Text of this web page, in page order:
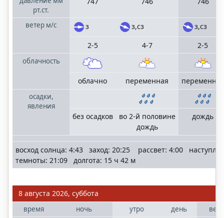
рт.ст.
ветер м/с
облачность
осадки,
явления
з
2-5
облачно
без осадков
з,сз
4-7
переменная
во 2-й половине
дождь
з,сз
2-5
переменная
дождь
восход солнца: 4:43 заход: 20:25 рассвет: 4:00
темноты: 21:09 долгота: 15 ч 42 м
8 августа 2026, суббота
время
ночь утро день
Петербург
Ленинградская
область
населенные
2006
2025
mail
terrameteo.ru
конфиденциальности